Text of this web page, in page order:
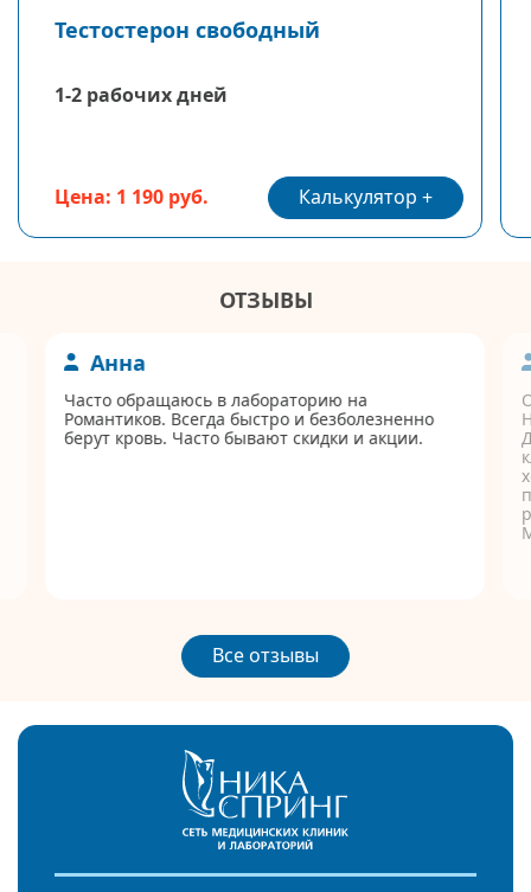
Тестостерон свободный
1-2 рабочих дней
Цена: 1 190 руб. Калькулятор
ОТЗЫВЫ
Анна
Часто обращаюсь в лабораторию на
Романтиков. Всегда быстро и безболезненно
берут кровь. Часто бывают скидки и акции.
Все отзывы